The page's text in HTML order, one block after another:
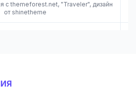
с themeforest.net, "Traveler", дизайн
от shinetheme